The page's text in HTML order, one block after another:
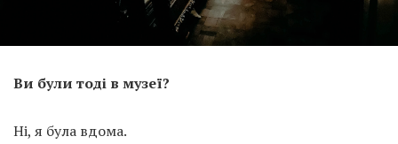
Ви були тоді в музеї?
Ні, я була вдома.